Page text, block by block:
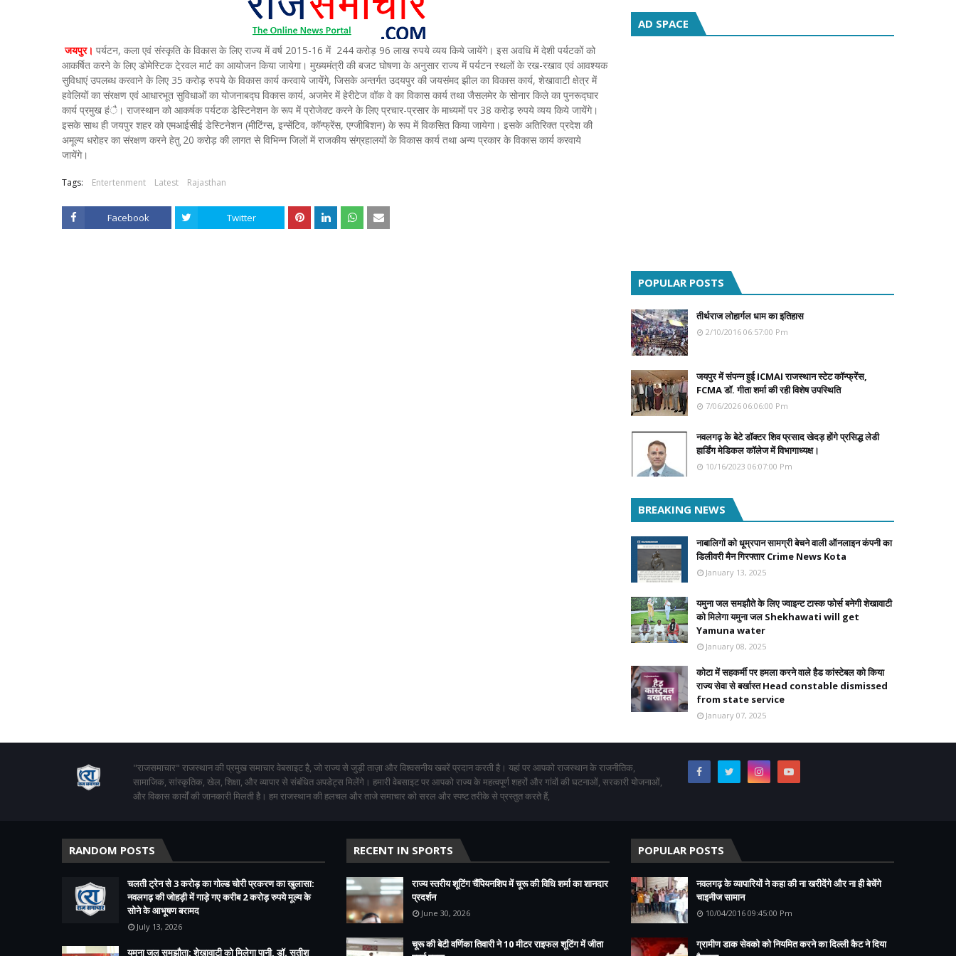
जयपुर। पर्यटन, कला एवं संस्कृति के विकास के लिए राज्य में वर्ष 2015-16 में 244 करोड़ 96 लाख रुपये व्यय किये जायेंगे। इस अवधि में देशी पर्यटकों को
आकर्षित करने के लिए डोमेस्टिक टे्रवल मार्ट का आयोजन किया जायेगा। मुख्यमंत्री की बजट घोषणा के अनुसार राज्य में पर्यटन स्थलों के रख-रखाव एवं आवश्यक
सुविधाएं उपलब्ध करवाने के लिए 35 करोड़ रुपये के विकास कार्य करवाये जायेंगे, जिसके अन्तर्गत उदयपुर की जयसंमद झील का विकास कार्य, शेखावाटी क्षेत्र में
हवेलियों का संरक्षण एवं आधारभूत सुविधाओं का योजनाबद्घ विकास कार्य, अजमेर में हेरीटेज वॉक वे का विकास कार्य तथा जैसलमेर के सोनार किले का पुनरूद्घार
कार्य प्रमुख हंै। राजस्थान को आकर्षक पर्यटक डेस्टिनेशन के रूप में प्रोजेक्ट करने के लिए प्रचार-प्रसार के माध्यमों पर 38 करोड़ रुपये व्यय किये जायेंगे।
इसके साथ ही जयपुर शहर को एमआईसीई डेस्टिनेशन (मीटिंग्स, इन्सेंटिव, कॉन्फ्रेंस, एग्जीबिशन) के रूप में विकसित किया जायेगा। इसके अतिरिक्त प्रदेश की
अमूल्य धरोहर का संरक्षण करने हेतु 20 करोड़ की लागत से विभिन्न जिलों में राजकीय संग्रहालयों के विकास कार्य तथा अन्य प्रकार के विकास कार्य करवाये
जायेंगे।
Tags: Entertenment Latest Rajasthan
Facebook Twitter
AD SPACE
POPULAR POSTS
तीर्थराज लोहार्गल धाम का इतिहास
2/10/2016 06:57:00 Pm
जयपुर में संपन्न हुई ICMAI राजस्थान स्टेट कॉन्फ्रेंस,
FCMA डॉ. गीता शर्मा की रही विशेष उपस्थिति
7/06/2026 06:06:00 Pm
नवलगढ़ के बेटे डॉक्टर शिव प्रसाद खेदड़ होंगे प्रसिद्ध लेडी
हार्डिंग मेडिकल कॉलेज में विभागाध्यक्ष।
10/16/2023 06:07:00 Pm
BREAKING NEWS
नाबालिगों को धूम्रपान सामग्री बेचने वाली ऑनलाइन कंपनी का
डिलीवरी मैन गिरफ्तार Crime News Kota
January 13, 2025
यमुना जल समझौते के लिए ज्वाइन्ट टास्क फोर्स बनेगी शेखावाटी
को मिलेगा यमुना जल Shekhawati will get
Yamuna water
January 08, 2025
कोटा में सहकर्मी पर हमला करने वाले हैड कांस्टेबल को किया
राज्य सेवा से बर्खास्त Head constable dismissed
from state service
January 07, 2025
"राजसमाचार" राजस्थान की प्रमुख समाचार वेबसाइट है, जो राज्य से जुड़ी ताज़ा और विश्वसनीय खबरें प्रदान करती है। यहां पर आपको राजस्थान के राजनीतिक,
सामाजिक, सांस्कृतिक, खेल, शिक्षा, और व्यापार से संबंधित अपडेट्स मिलेंगे। हमारी वेबसाइट पर आपको राज्य के महत्वपूर्ण शहरों और गांवों की घटनाओं, सरकारी योजनाओं,
और विकास कार्यों की जानकारी मिलती है। हम राजस्थान की हलचल और ताजे समाचार को सरल और स्पष्ट तरीके से प्रस्तुत करते हैं,
RANDOM POSTS
चलती ट्रेन से 3 करोड़ का गोल्ड चोरी प्रकरण का खुलासा:
नवलगढ़ की जोहड़ी में गाड़े गए करीब 2 करोड़ रुपये मूल्य के
सोने के आभूषण बरामद
July 13, 2026
यमुना जल समझौता: शेखावाटी को मिलेगा पानी, डॉ. सतीश
RECENT IN SPORTS
राज्य स्तरीय शूटिंग चैंपियनशिप में चूरू की विधि शर्मा का शानदार
प्रदर्शन
June 30, 2026
चूरू की बेटी वर्णिका तिवारी ने 10 मीटर राइफल शूटिंग में जीता
POPULAR POSTS
नवलगढ़ के व्यापारियों ने कहा की ना खरीदेंगे और ना ही बेचेंगे
चाइनीज सामान
10/04/2016 09:45:00 Pm
ग्रामीण डाक सेवको को नियमित करने का दिल्ली कैट ने दिया